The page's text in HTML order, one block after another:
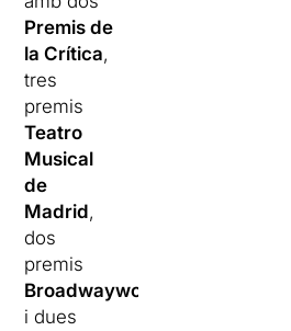
Premis de
la Crítica,
tres
premis
Teatro
Musical
de
Madrid,
dos
premis
Broadwayworld
i dues